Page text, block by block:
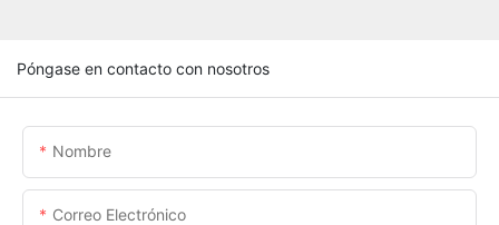
Póngase en contacto con nosotros
Nombre
Correo Electrónico